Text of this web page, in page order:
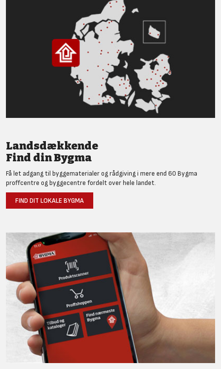
Landsdækkende
Find din Bygma
Få let adgang til byggematerialer og rådgiving i mere end 60 Bygma
proffcentre og byggecentre fordelt over hele landet.
FIND DIT LOKALE BYGMA